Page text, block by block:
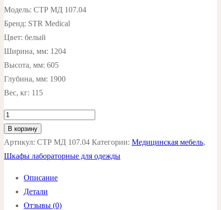
Модель: СТР МД 107.04
Бренд: STR Medical
Цвет: белый
Ширина, мм: 1204
Высота, мм: 605
Глубина, мм: 1900
Вес, кг: 115
Количество
товара
Шкаф
медицинский
107.04
В корзину
Артикул: СТР МД 107.04 Категории: Медицинская мебель,
Шкафы лабораторные для одежды
Описание
Детали
Отзывы (0)